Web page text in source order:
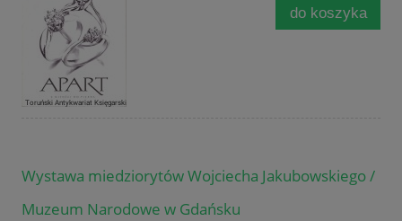
do koszyka
Wystawa miedziorytów Wojciecha Jakubowskiego /
Muzeum Narodowe w Gdańsku